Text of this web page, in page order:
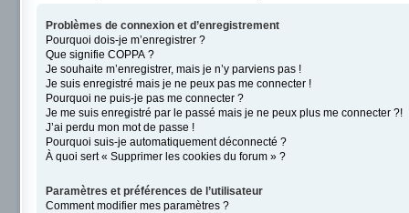
Problèmes de connexion et d’enregistrement
Pourquoi dois-je m’enregistrer ?
Que signifie COPPA ?
Je souhaite m’enregistrer, mais je n’y parviens pas !
Je suis enregistré mais je ne peux pas me connecter !
Pourquoi ne puis-je pas me connecter ?
Je me suis enregistré par le passé mais je ne peux plus me connecter ?!
J’ai perdu mon mot de passe !
Pourquoi suis-je automatiquement déconnecté ?
À quoi sert « Supprimer les cookies du forum » ?
Paramètres et préférences de l’utilisateur
Comment modifier mes paramètres ?